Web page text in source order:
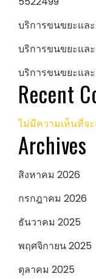
บริการขนขยะแล
บริการขนขยะแล
บริการขนขยะแล
Recent
ไม่มีความเห็นที่จ
Archives
สิงหาคม 2026
กรกฎาคม 2026
ธันวาคม 2025
พฤศจิกายน 2025
ตุลาคม 2025